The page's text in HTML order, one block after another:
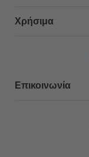
Χρήσιμα
Επικοινωνία